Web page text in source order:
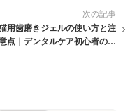
次の記事
用歯磨きジェルの使い方と注
点｜デンタルケア初心者のた